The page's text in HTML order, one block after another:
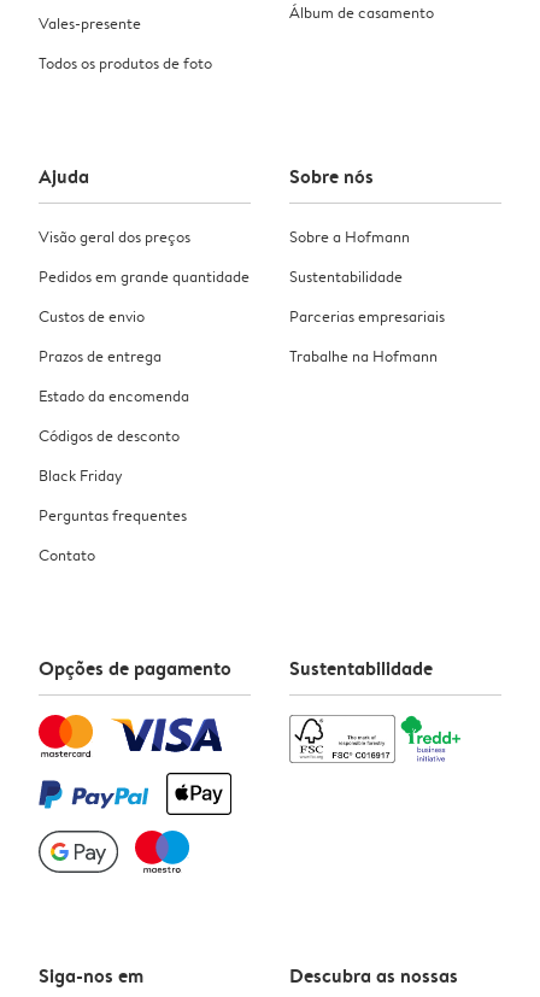
Vales-presente
Todos os produtos de foto
Álbum de casamento
Ajuda
Visão geral dos preços
Pedidos em grande quantidade
Custos de envio
Prazos de entrega
Estado da encomenda
Códigos de desconto
Black Friday
Perguntas frequentes
Contato
Sobre nós
Sobre a Hofmann
Sustentabilidade
Parcerias empresariais
Trabalhe na Hofmann
Opções de pagamento Sustentabilidade
Siga-nos em
Descubra as nossas